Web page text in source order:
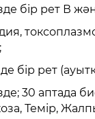
бір рет В
бір рет
30 аптада
Темір,